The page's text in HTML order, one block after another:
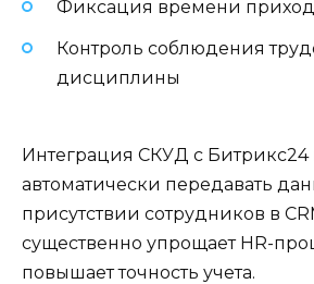
Фиксация времени
Контроль соблюдения
дисциплины
Интеграция СКУД с Битрикс24
автоматически передавать
присутствии сотрудников в
существенно упрощает HR-
повышает точность учета.